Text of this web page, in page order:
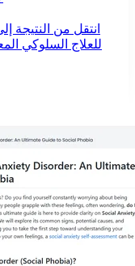
للعلاج السلوكي